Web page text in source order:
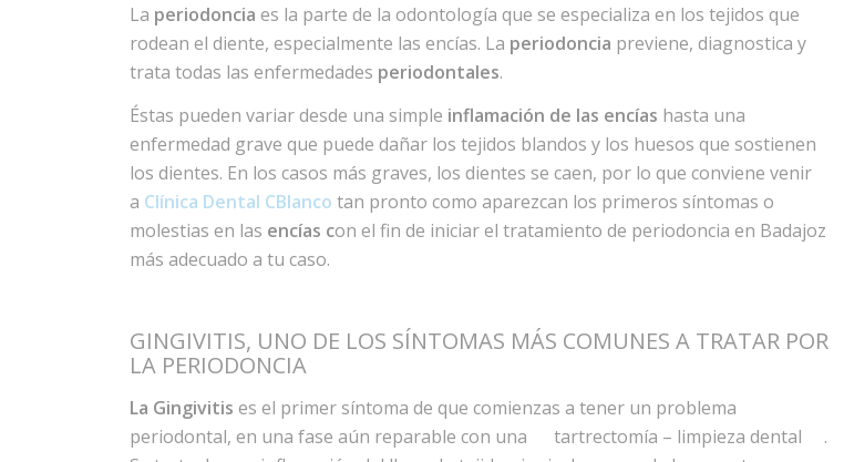
La periodoncia es la parte de la odontología que se especializa en los tejidos que
rodean el diente, especialmente las encías. La periodoncia previene, diagnostica y
trata todas las enfermedades periodontales.
Éstas pueden variar desde una simple inflamación de las encías hasta una
enfermedad grave que puede dañar los tejidos blandos y los huesos que sostienen
los dientes. En los casos más graves, los dientes se caen, por lo que conviene venir
a Clínica Dental CBlanco tan pronto como aparezcan los primeros síntomas o
molestias en las encías con el fin de iniciar el tratamiento de periodoncia en Badajoz
más adecuado a tu caso.
GINGIVITIS, UNO DE LOS SÍNTOMAS MÁS COMUNES A TRATAR POR
LA PERIODONCIA
La Gingivitis es el primer síntoma de que comienzas a tener un problema
periodontal, en una fase aún reparable con una
tartrectomía – limpieza dental
.